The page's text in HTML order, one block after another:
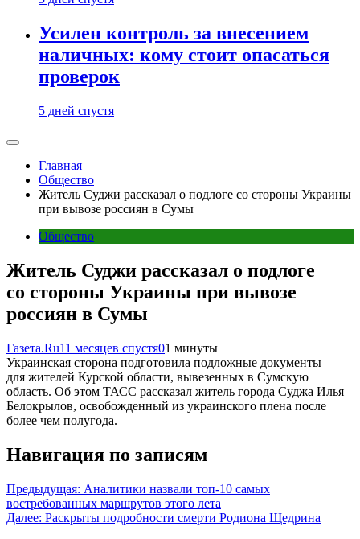
Усилен контроль за внесением
наличных: кому стоит опасаться
проверок
5 дней спустя
Главная
Общество
Житель Суджи рассказал о подлоге со стороны Украины
при вывозе россиян в Сумы
Общество
Житель Суджи рассказал о подлоге
со стороны Украины при вывозе
россиян в Сумы
Газета.Ru11 месяцев спустя01 минуты
Украинская сторона подготовила подложные документы
для жителей Курской области, вывезенных в Сумскую
область. Об этом ТАСС рассказал житель города Суджа Илья
Белокрылов, освобожденный из украинского плена после
более чем полугода.
Навигация по записям
Предыдущая: Аналитики назвали топ-10 самых
востребованных маршрутов этого лета
Далее: Раскрыты подробности смерти Родиона Щедрина